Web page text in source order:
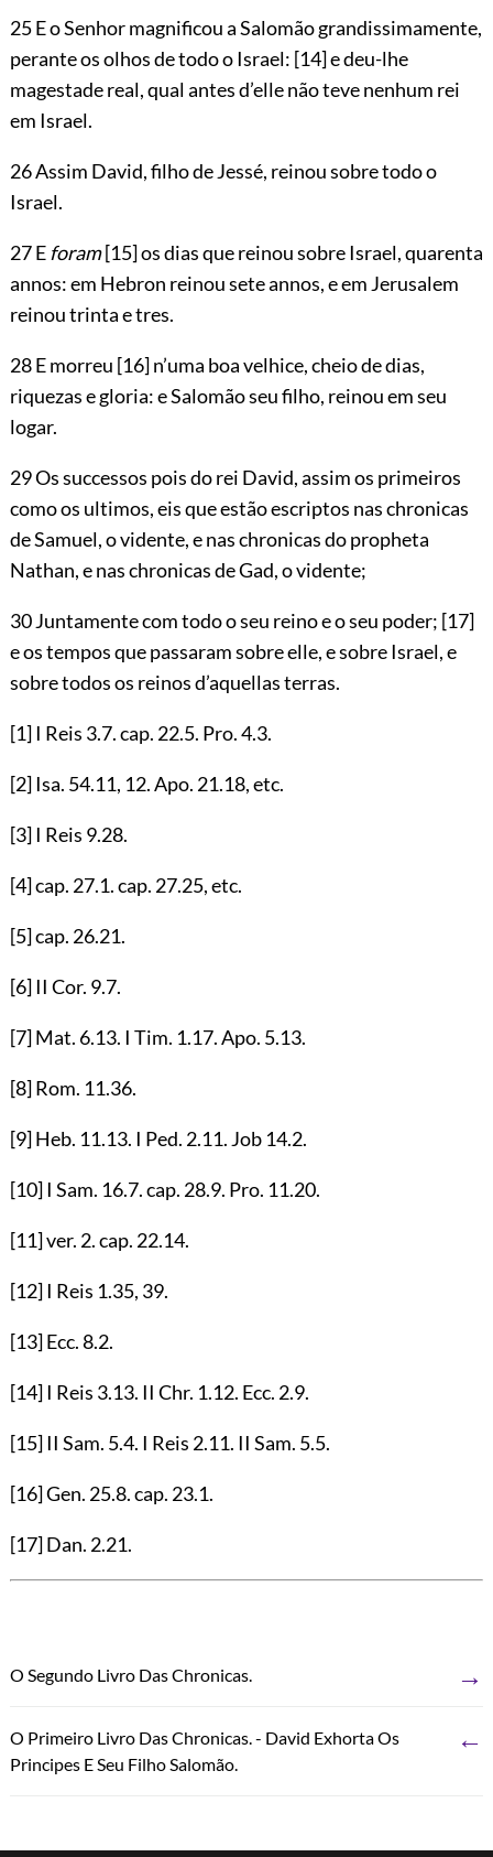
25 E o Senhor magnificou a Salomão grandissimamente,
perante os olhos de todo o Israel: [14]e deu-lhe
magestade real, qual antes d’elle não teve nenhum rei
em Israel.
26 Assim David, filho de Jessé, reinou sobre todo o
Israel.
27 E foram[15]os dias que reinou sobre Israel, quarenta
annos: em Hebron reinou sete annos, e em Jerusalem
reinou trinta e tres.
28 E morreu [16]n’uma boa velhice, cheio de dias,
riquezas e gloria: e Salomão seu filho, reinou em seu
logar.
29 Os successos pois do rei David, assim os primeiros
como os ultimos, eis que estão escriptos nas chronicas
de Samuel, o vidente, e nas chronicas do propheta
Nathan, e nas chronicas de Gad, o vidente;
30 Juntamente com todo o seu reino e o seu poder; [17]
e os tempos que passaram sobre elle, e sobre Israel, e
sobre todos os reinos d’aquellas terras.
[1]I Reis 3.7. cap. 22.5. Pro.4.3.
[2]Isa. 54.11, 12. Apo. 21.18, etc.
[3]I Reis 9.28.
[4]cap. 27.1. cap. 27.25, etc.
[5]cap. 26.21.
[6]II Cor. 9.7.
[7]Mat. 6.13. I Tim. 1.17. Apo. 5.13.
[8]Rom. 11.36.
[9]Heb. 11.13. I Ped. 2.11. Job 14.2.
[10]I Sam. 16.7. cap. 28.9. Pro. 11.20.
[11]ver. 2. cap. 22.14.
[12]I Reis 1.35, 39.
[13]Ecc.8.2.
[14]I Reis 3.13. II Chr. 1.12. Ecc. 2.9.
[15]II Sam. 5.4. I Reis 2.11. II Sam. 5.5.
[16]Gen. 25.8. cap. 23.1.
[17]Dan. 2.21.
O Segundo Livro Das Chronicas. →
O Primeiro Livro Das Chronicas. - David Exhorta Os
Principes E Seu Filho Salomão.
←